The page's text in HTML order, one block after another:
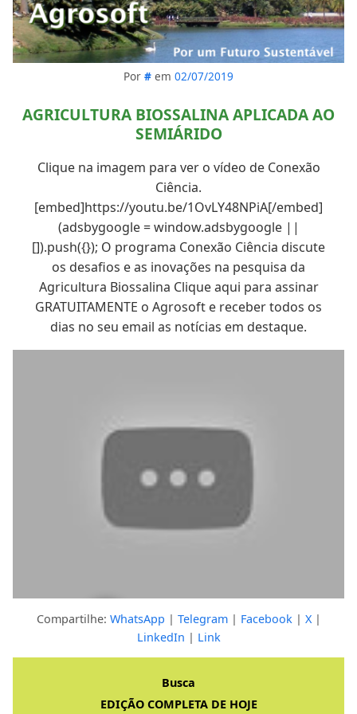
Por # em 02/07/2019
AGRICULTURA BIOSSALINA APLICADA AO
SEMIÁRIDO
Clique na imagem para ver o vídeo de Conexão
Ciência.
[embed]https://youtu.be/1OvLY48NPiA[/embed]
(adsbygoogle = window.adsbygoogle ||
[]).push({}); O programa Conexão Ciência discute
os desafios e as inovações na pesquisa da
Agricultura Biossalina Clique aqui para assinar
GRATUITAMENTE o Agrosoft e receber todos os
dias no seu email as notícias em destaque.
Clique para ver a resposta completa
Compartilhe: WhatsApp | Telegram| Facebook | X|
LinkedIn | Link
Busca
EDIÇÃO COMPLETA DE HOJE